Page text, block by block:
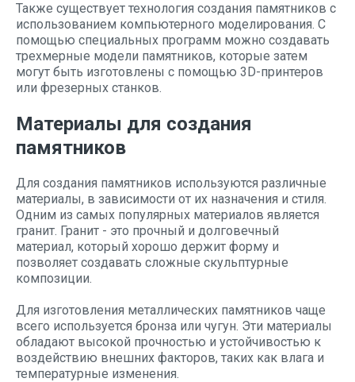
Также существует технология создания памятников с
использованием компьютерного моделирования. С
помощью специальных программ можно создавать
трехмерные модели памятников, которые затем
могут быть изготовлены с помощью 3D-принтеров
или фрезерных станков.
Материалы для создания
памятников
Для создания памятников используются различные
материалы, в зависимости от их назначения и стиля.
Одним из самых популярных материалов является
гранит. Гранит - это прочный и долговечный
материал, который хорошо держит форму и
позволяет создавать сложные скульптурные
композиции.
Для изготовления металлических памятников чаще
всего используется бронза или чугун. Эти материалы
обладают высокой прочностью и устойчивостью к
воздействию внешних факторов, таких как влага и
температурные изменения.